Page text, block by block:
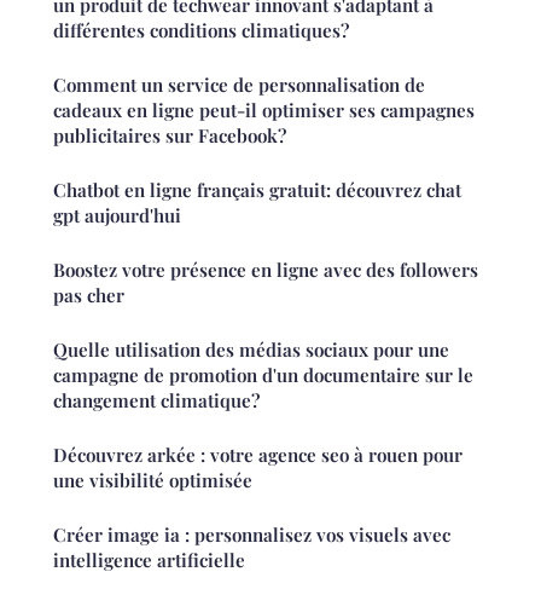
un produit de techwear innovant s'adaptant à
différentes conditions climatiques?
Comment un service de personnalisation de
cadeaux en ligne peut-il optimiser ses campagnes
publicitaires sur Facebook?
Chatbot en ligne français gratuit: découvrez chat
gpt aujourd'hui
Boostez votre présence en ligne avec des followers
pas cher
Quelle utilisation des médias sociaux pour une
campagne de promotion d'un documentaire sur le
changement climatique?
Découvrez arkée : votre agence seo à rouen pour
une visibilité optimisée
Créer image ia : personnalisez vos visuels avec
intelligence artificielle